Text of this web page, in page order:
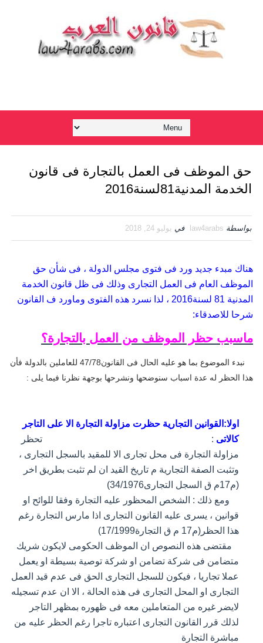
حق الموظف فى العمل بالتجارة فى قانون
الخدمة المدنية81لسنة2016
بواسطة law4arabs في يوليو 24, 2018
هناك مبدء جديد ورد فى فتوى مجلس الدولة ، فى شأن حق
الموظف العام فى العمل التجارى وذلك فى ظل قانون الخدمة
المدنية 81 لسنة2016 ، لذا نسرد هذه الفتوى وماورد ف القانون
شرحا للاصدقاء:
ماسبب حظر الموظف من العمل بالتجارة؟
نبدء الموضوع بما هو عليه الحال فى القانون47/78 للعاملين بالدولة فأن
هذا الحظر له عدة اسباب سنوضحها ونشرحها بوجهة نظرنا فيما يلى :
اولا:القوانين التجارية حظرت مزاولة التجارة الا على التاجر
كالاتى : تحظر
مزاولة التجارة فى محل تجارى الا للمقيد بالسجل التجارى ،
وتثبت الصفة التجارية م تاريخ القيد ان لم تثبت بطريق اخر
(م17م ق السجل التجارى34/1976)
ومع ذلك : الشخص المحظور عليه التجارة وفقا للوائح او
قوانين ، يسرى عليه القانون التجارى اذا مارس التجارة رغم
هذا الحظر(م17 م ق التجارة17/1999)
مقتضى هذه النصوص ان الموظف الحكومى لايكون شريك
متضامن فى شركة تضامن او شركة توصية بسيطة او يعمل
عملا تجاريا ، فيكون للسجل التجارى الحق فى عدم قيد العمل
التجارى او المحل التجارى فى هذه الحالة ، الا ان عدم تسجيله
لايضر غيره من المتعاملين معه فى ظهوره بمظهر التاجر
لذلك قرر القانون التجارى اعتباره تاجرا رغم الحظر عليه من
مباشرة التجارة